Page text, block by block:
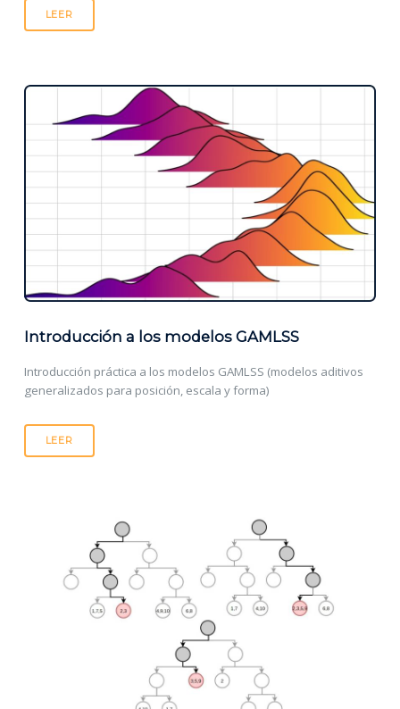
LEER
Introducción a los modelos GAMLSS
Introducción práctica a los modelos GAMLSS (modelos aditivos
generalizados para posición, escala y forma)
LEER